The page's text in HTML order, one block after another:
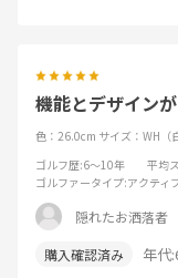
機能とデザインが
色：26.0cm サイズ：WH（
ゴルフ歴:6～10年 平均
ゴルファータイプ:アクティ
隠れたお洒落者
年代: